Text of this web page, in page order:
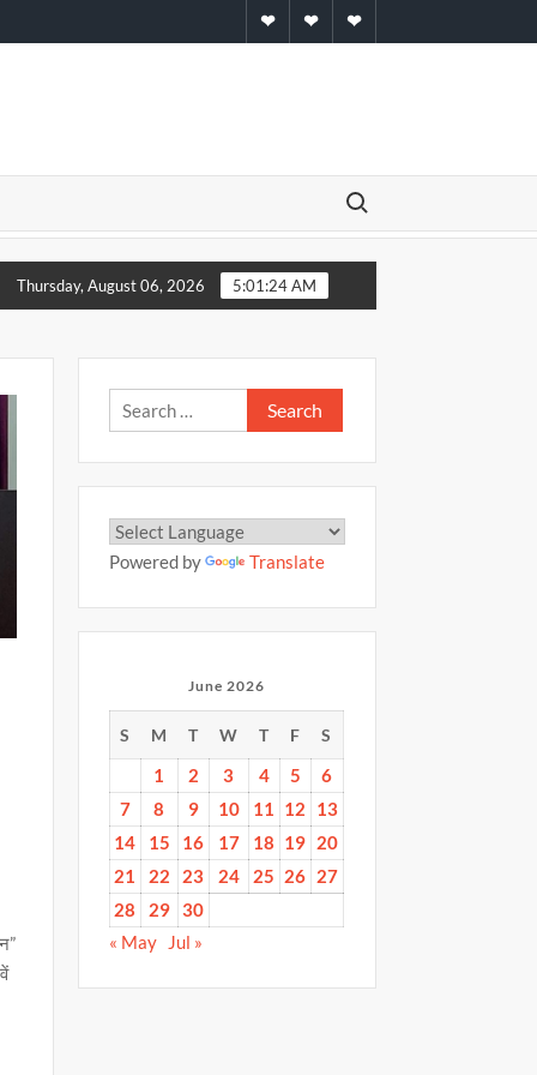
HomeAboutContact
Search for:
माफिया मरहूम मुख्तार अंसारी के शार्प शूटर की करोड़ों की सम्पत्ति कुर्क
Thursday, August 06, 2026 5:01:24 AM
Search
for:
Powered by Translate
June 2026
S M T W T F S
1 2 3 4 5
6
7
8 9 10 11 12
13
14
15 16 17 18 19 20
21
22 23 24 25 26 27
28
29 30
« May
Jul »